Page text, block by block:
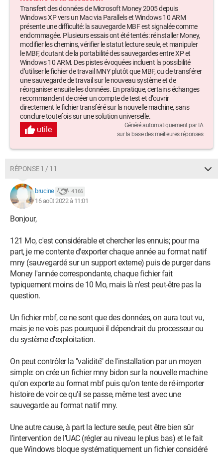
l'ouvrir car il s'agit probablement d'un fichier en lecture seule
ou vous ne disposez pas de l'autorisation de de modifier ou
encore votre lecteur est protégé en écriture. Si vous avez
sélectionné le fichier correct et qu'il est impossible d'y accéder,
vous devez cliquer sur OK et ouvrir votre fichier de sauvegarde
le plus récent. Si le fichier est en cours d'utilisation par par une
autre application, fermez le dans cette application puis cliquez
sur OK pour réessayer".
Depuis cinq jours j'ai toit tenté ce que je trouvé sur les forums
(renommer le fichier, valider qu'il ne soit pas en lecture seule,
mettre le fichier dans un chemin d'accès le plus court possible,
réinstaller Money etc. etc.). Rien n'y fait ! Echec échec échec...
avec ce logiciel de suivi que l'on me reconnait d'utiliser
bancaires etc. 20 ans de suivi effacés comme cela ?
Pensez-vous que parce que mon fichier Money actuel est
établi sur Windows XP (sur puce Intel), il n'est pas
L'installation de Windows 10 en ARM est à mes yeux
l'indispensable pour faire fonctionner Money qui je le confirme
est installé sans problème à partir du fichier .exe diffusé
gratuitement par Microsoft. C'est la sauvegarde qui ne semble
pas fonctionnelle...
vous l'aide qui me permettra d'utiliser ma dernière Sauvegarde
(121 MB)
Transfert des données de Microsoft Money 2005 depuis
Windows XP vers un Mac via Parallels et Windows 10 ARM
présente une difficulté: la sauvegarde MBF est signalée comme
endommagée. Plusieurs essais ont été tentés: réinstaller Money,
modifier les chemins, vérifier le statut lecture seule, et manipuler
le MBF, doutant de la portabilité des sauvegardes entre XP et
Windows 10 ARM. Des pistes évoquées incluent la possibilité
d’utiliser le fichier de travail MNY plutôt que MBF, ou de transférer
une sauvegarde de travail sur le nouveau système et de
réorganiser ensuite les données. En pratique, certains échanges
recommandent de créer un compte de test et d’ouvrir
directement le fichier transféré sur la nouvelle machine, sans
conclure toutefois sur une solution universelle.
utile
Généré automatiquement par IA
sur la base des meilleures réponses
RÉPONSE 1 / 11
brucine 4 166
16 août 2022 à 11:01
Bonjour,
121 Mo, c'est considérable et chercher les ennuis; pour ma
part, je me contente d'exporter chaque année au format natif
mny (sauvegardé sur un support externe) puis de purger dans
Money l'année correspondante, chaque fichier fait
typiquement moins de 10 Mo, mais là n'est peut-être pas la
question.
Un fichier mbf, ce ne sont que des données, on aura tout vu,
mais je ne vois pas pourquoi il dépendrait du processeur ou
du système d'exploitation.
On peut contrôler la "validité" de l'installation par un moyen
simple: on crée un fichier mny bidon sur la nouvelle machine
qu'on exporte au format mbf puis qu'on tente de ré-importer
histoire de voir ce qu'il se passe, même test avec une
sauvegarde au format natif mny.
Une autre cause, à part la lecture seule, peut être bien sûr
l'intervention de l'UAC (régler au niveau le plus bas) et le fait
que Windows bloque systématiquement un fichier considéré